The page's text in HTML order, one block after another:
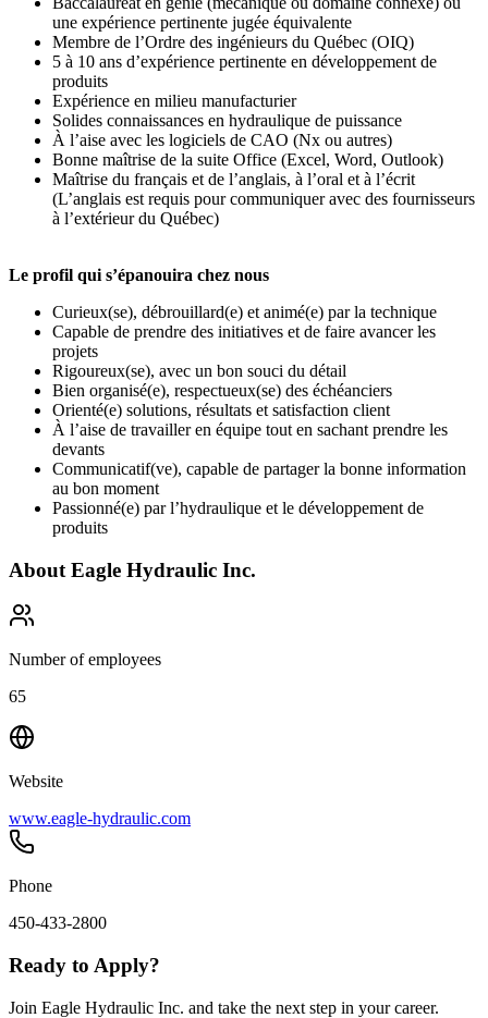
une expérience pertinente jugée équivalente
Membre de l’Ordre des ingénieurs du Québec (OIQ)
5 à 10 ans d’expérience pertinente en développement de
produits
Expérience en milieu manufacturier
Solides connaissances en hydraulique de puissance
À l’aise avec les logiciels de CAO (Nx ou autres)
Bonne maîtrise de la suite Office (Excel, Word, Outlook)
Maîtrise du français et de l’anglais, à l’oral et à l’écrit
(L’anglais est requis pour communiquer avec des fournisseurs
à l’extérieur du Québec)
Le profil qui s’épanouira chez nous
Curieux(se), débrouillard(e) et animé(e) par la technique
Capable de prendre des initiatives et de faire avancer les
projets
Rigoureux(se), avec un bon souci du détail
Bien organisé(e), respectueux(se) des échéanciers
Orienté(e) solutions, résultats et satisfaction client
À l’aise de travailler en équipe tout en sachant prendre les
devants
Communicatif(ve), capable de partager la bonne information
au bon moment
Passionné(e) par l’hydraulique et le développement de
produits
About Eagle Hydraulic Inc.
Number of employees
65
Website
www.eagle-hydraulic.com
Phone
450-433-2800
Ready to Apply?
Join Eagle Hydraulic Inc. and take the next step in your career.